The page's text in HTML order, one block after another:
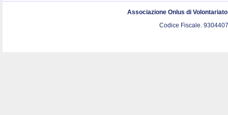
Associazione Onlus di
Codice Fiscale.